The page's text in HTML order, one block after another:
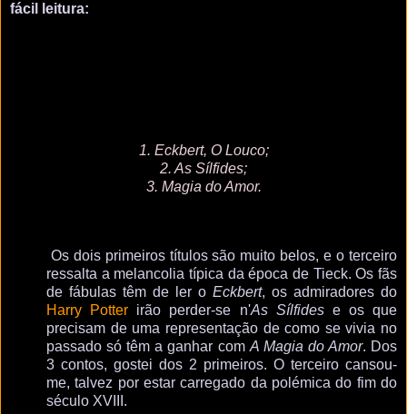
fácil leitura:
1. Eckbert, O Louco;
2. As Sílfides;
3. Magia do Amor.
Os dois primeiros títulos são muito belos, e o terceiro
ressalta a melancolia típica da época de Tieck. Os fãs
de fábulas têm de ler o Eckbert, os admiradores do
Harry Potter irão perder-se n'As Sílfidese os que
precisam de uma representação de como se vivia no
passado só têm a ganhar com A Magia do Amor. Dos
3 contos, gostei dos 2 primeiros. O terceiro cansou-
me, talvez por estar carregado da polémica do fim do
século XVIII.